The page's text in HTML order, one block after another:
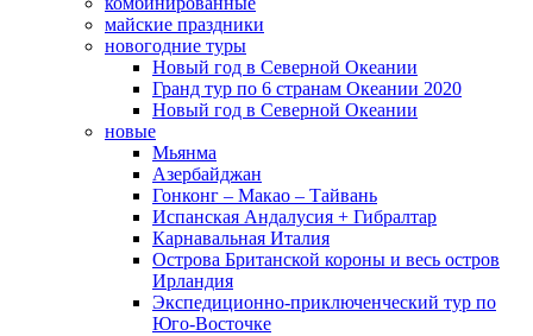
майские праздники
новогодние туры
Новый год в Северной Океании
Гранд тур по 6 странам Океании 2020
Новый год в Северной Океании
новые
Мьянма
Азербайджан
Гонконг – Макао – Тайвань
Испанская Андалусия + Гибралтар
Карнавальная Италия
Острова Британской короны и весь остров
Ирландия
Экспедиционно-приключенческий тур по
Юго-Восточке